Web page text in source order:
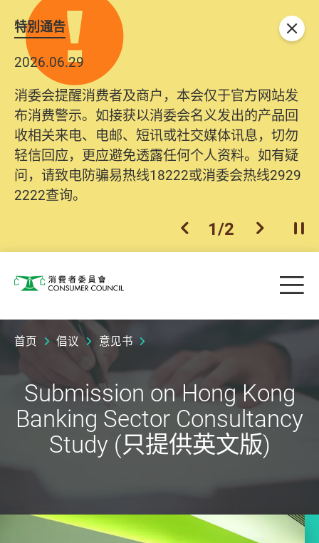
特別通告
2026.06.29
消委会提醒消费者及商户，本会仅于官方网站发
布消费警示。如接获以消委会名义发出的产品回
收相关来电、电邮、短讯或社交媒体讯息，切勿
轻信回应，更应避免透露任何个人资料。如有疑
问，请致电防骗易热线18222或消委会热线2929
2222查询。
上一个
1/2 下一个开
关闭
消费者委员会 目
首页 倡议 意见书
Submission on Hong Kong
Banking Sector Consultancy
Study (只提供英文版)